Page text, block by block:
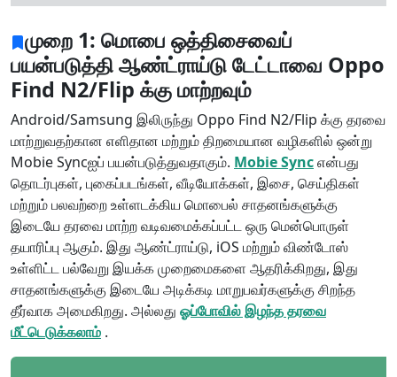
முறை 1: மொபை ஒத்திசைவைப்
பயன்படுத்தி ஆண்ட்ராய்டு டேட்டாவை Oppo
Find N2/Flip க்கு மாற்றவும்
Android/Samsung இலிருந்து Oppo Find N2/Flip க்கு தரவை
மாற்றுவதற்கான எளிதான மற்றும் திறமையான வழிகளில் ஒன்று
Mobie Syncஐப் பயன்படுத்துவதாகும். Mobie Syncஎன்பது
தொடர்புகள், புகைப்படங்கள், வீடியோக்கள், இசை, செய்திகள்
மற்றும் பலவற்றை உள்ளடக்கிய மொபைல் சாதனங்களுக்கு
இடையே தரவை மாற்ற வடிவமைக்கப்பட்ட ஒரு மென்பொருள்
தயாரிப்பு ஆகும். இது ஆண்ட்ராய்டு, iOS மற்றும் விண்டோஸ்
உள்ளிட்ட பல்வேறு இயக்க முறைமைகளை ஆதரிக்கிறது, இது
சாதனங்களுக்கு இடையே அடிக்கடி மாறுபவர்களுக்கு சிறந்த
தீர்வாக அமைகிறது. அல்லது ஓப்போவில் இழந்த தரவை
மீட்டெடுக்கலாம் .